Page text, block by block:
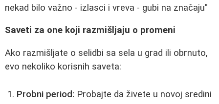
nekad bilo važno - izlasci i vreva - gubi na značaju"
Saveti za one koji razmišljaju o promeni
Ako razmišljate o selidbi sa sela u grad ili obrnuto,
evo nekoliko korisnih saveta:
Probni period: Probajte da živete u novoj sredini